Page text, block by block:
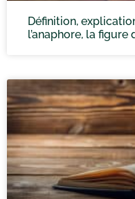
Définition,
l’anaphore, la